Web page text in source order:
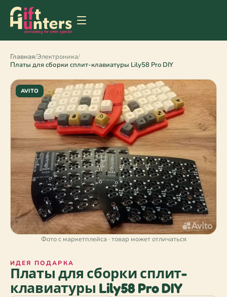
Главная/Электроника/
Платы для сборки сплит-клавиатуры Lily58 Pro DIY
AVITO
Фото с маркетплейса · товар может отличаться
ИДЕЯ ПОДАРКА
Платы для сборки сплит-
клавиатуры Lily58 Pro DIY